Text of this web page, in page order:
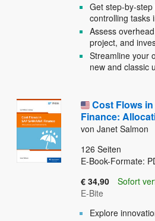
Get step-by-
controlling tasks
Assess
project, and
Streamline your
new and classic
Cost Flows
Finance:
von Janet Salmon
126 Seiten
E-Book-Formate:
€ 34,90
Sofort
E-Bite
Explore